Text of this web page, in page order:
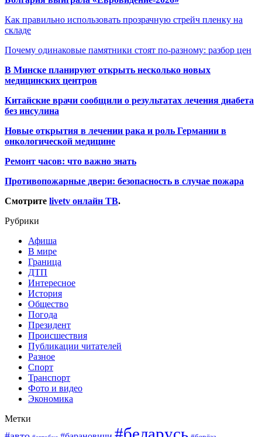
Как правильно использовать прозрачную стрейч пленку на
складе
Почему одинаковые памятники стоят по-разному: разбор цен
В Минске планируют открыть несколько новых
медицинских центров
Китайские врачи сообщили о результатах лечения диабета
без инсулина
Новые открытия в лечении рака и роль Германии в
онкологической медицине
Ремонт часов: что важно знать
Противопожарные двери: безопасность в случае пожара
Смотрите livetv онлайн ТВ.
Рубрики
Афиша
В мире
Граница
ДТП
Интересное
История
Общество
Погода
Президент
Происшествия
Публикации читателей
Разное
Спорт
Транспорт
Фото и видео
Экономика
Метки